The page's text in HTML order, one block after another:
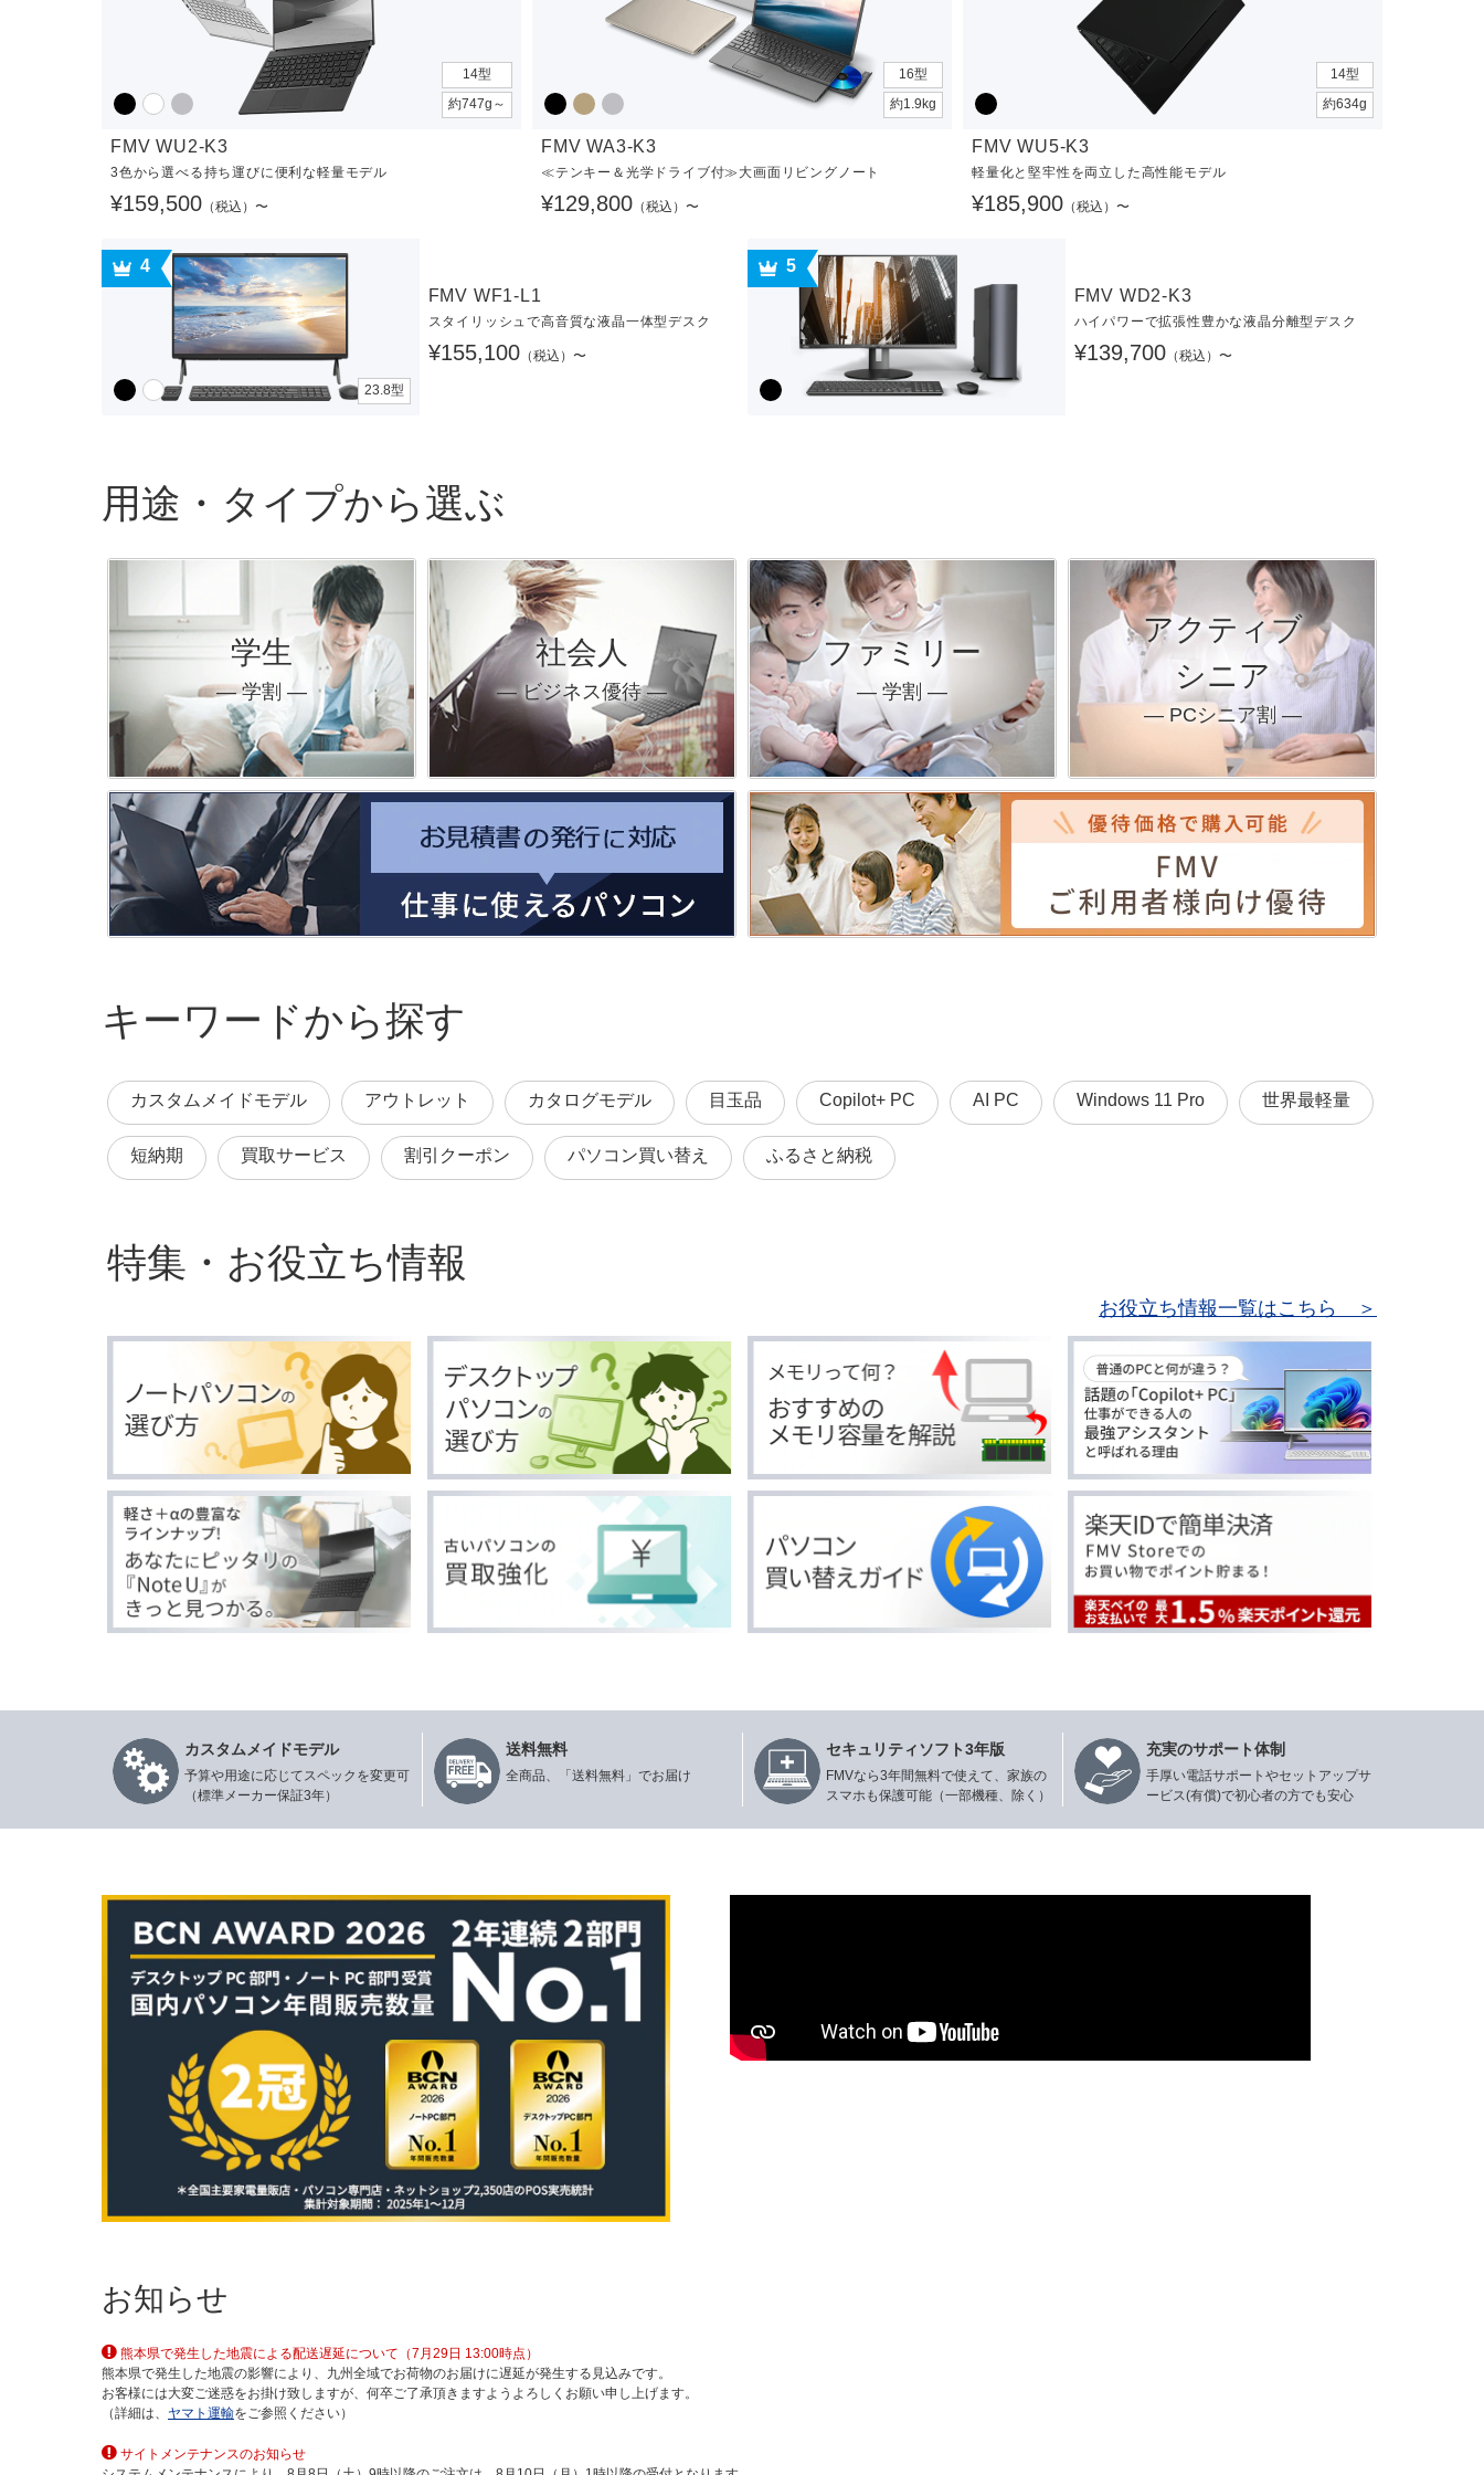
14型
約747g～
FMV WU2-K3
3色から選べる持ち運びに便利な軽量モデル
¥159,500 （税込）〜
16型
約1.9kg
FMV WA3-K3
≪テンキー＆光学ドライブ付≫大画面リビングノート
¥129,800 （税込）〜
14型
約634g
FMV WU5-K3
軽量化と堅牢性を両立した高性能モデル
¥185,900 （税込）〜
4
23.8型
FMV WF1-L1
スタイリッシュで高音質な液晶一体型デスク
¥155,100（税込）〜
5
FMV WD2-K3
ハイパワーで拡張性豊かな液晶分離型デスク
¥139,700（税込）〜
用途・タイプから選ぶ
学生
― 学割 ―
社会人
― ビジネス優待 ―
ファミリー
― 学割 ―
アクティブ
シニア
― PCシニア割 ―
キーワードから探す
カスタムメイドモデル アウトレット カタログモデル 目玉品 Copilot+ PC AI PC Windows 11 Pro 世界最軽量
短納期 買取サービス 割引クーポン パソコン買い替え ふるさと納税
特集・お役立ち情報
お役立ち情報一覧はこちら ＞
カスタムメイドモデル
予算や用途に応じてスペックを変更可
（標準メーカー保証3年）
送料無料
全商品、「送料無料」でお届け
セキュリティソフト3年版
FMVなら3年間無料で使えて、家族の
スマホも保護可能（一部機種、除く）
充実のサポート体制
手厚い電話サポートやセットアップサ
ービス(有償)で初心者の方でも安心
お知らせ
熊本県で発生した地震による配送遅延について（7月29日 13:00時点）
熊本県で発生した地震の影響により、九州全域でお荷物のお届けに遅延が発生する見込みです。
お客様には大変ご迷惑をお掛け致しますが、何卒ご了承頂きますようよろしくお願い申し上げます。
（詳細は、 ヤマト運輸をご参照ください）
サイトメンテナンスのお知らせ